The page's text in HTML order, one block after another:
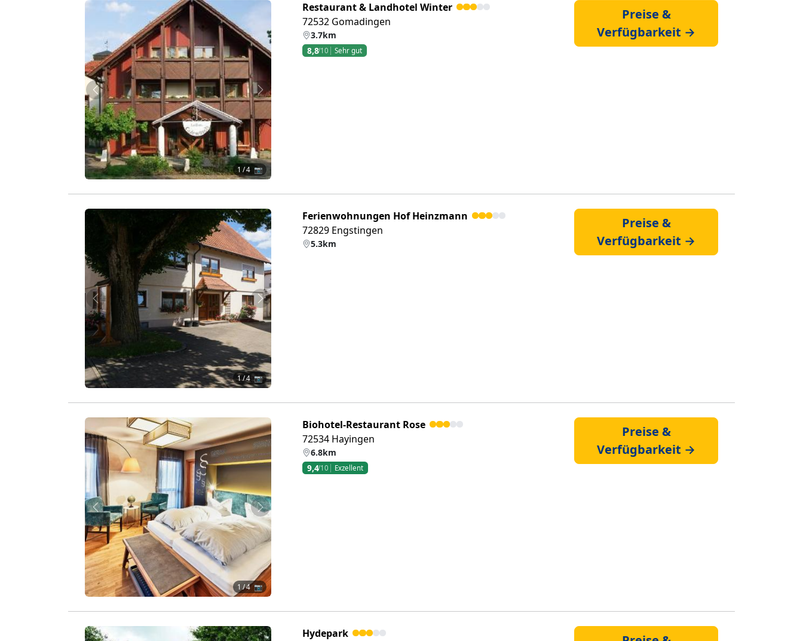
Zurück Weiter
1 / 4 📷
Restaurant & Landhotel Winter
72532 Gomadingen
3.7km
8,8/10 Sehr gut
Preise &
Verfügbarkeit →
Zurück Weiter
1/ 4 📷
Ferienwohnungen Hof Heinzmann
72829 Engstingen
5.3km
Preise &
Verfügbarkeit →
Zurück Weiter
1 / 4 📷
Biohotel-Restaurant Rose
72534 Hayingen
6.8km
9,4/10 Exzellent
Preise &
Verfügbarkeit →
Hydepark